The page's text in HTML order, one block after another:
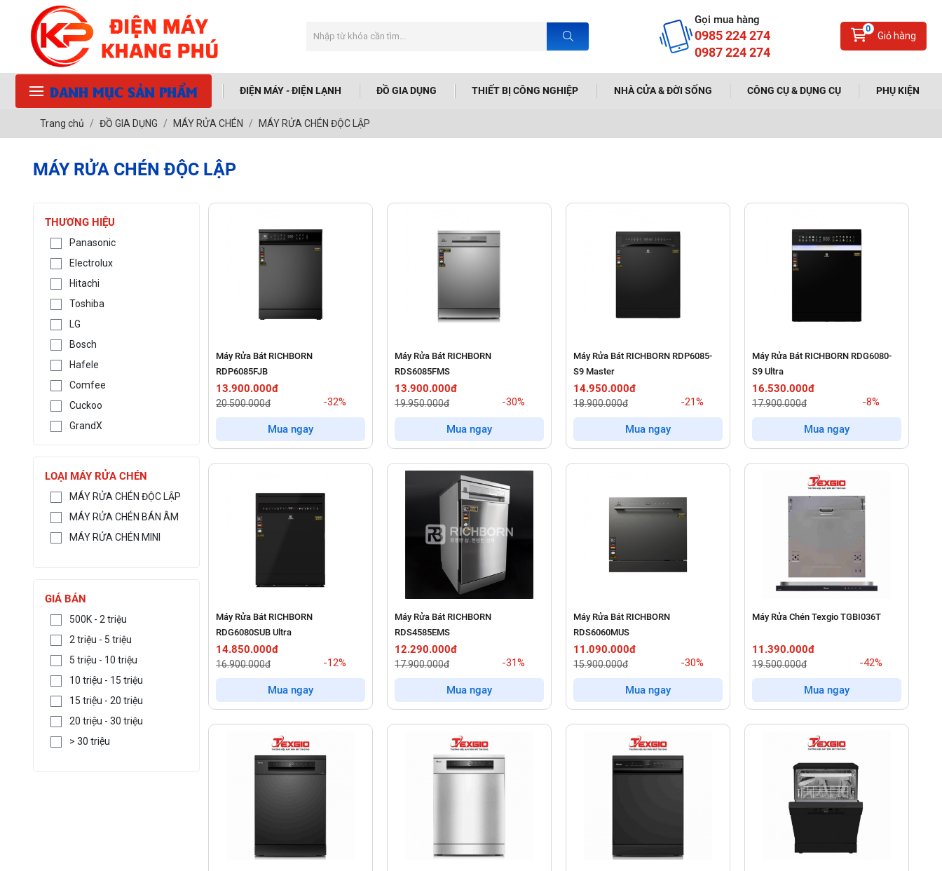
Gọi mua hàng
0985 224 274
0987 224 274
0
Giỏ hàng
DANH MỤC SẢN PHẨM ĐIỆN MÁY - ĐIỆN LẠNH ĐỒ GIA DỤNG THIẾT BỊ CÔNG NGHIỆP NHÀ CỬA & ĐỜI SỐNG CÔNG CỤ & DỤNG CỤ PHỤ KIỆN
Trang chủ ĐỒ GIA DỤNG MÁY RỬA CHÉN MÁY RỬA CHÉN ĐỘC LẬP
MÁY RỬA CHÉN ĐỘC LẬP
THƯƠNG HIỆU
Panasonic
Electrolux
Hitachi
Toshiba
LG
Bosch
Hafele
Comfee
Cuckoo
GrandX
LOẠI MÁY RỬA CHÉN
MÁY RỬA CHÉN ĐỘC LẬP
MÁY RỬA CHÉN BÁN ÂM
MÁY RỬA CHÉN MINI
GIÁ BÁN
500K - 2 triệu
2 triệu - 5 triệu
5 triệu - 10 triệu
10 triệu - 15 triệu
15 triệu - 20 triệu
20 triệu - 30 triệu
> 30 triệu
Máy Rửa Bát RICHBORN
RDP6085FJB
13.900.000đ
20.500.000đ -32%
Mua ngay
Máy Rửa Bát RICHBORN
RDS6085FMS
13.900.000đ
19.950.000đ -30%
Mua ngay
Máy Rửa Bát RICHBORN RDP6085-
S9 Master
14.950.000đ
18.900.000đ -21%
Mua ngay
Máy Rửa Bát RICHBORN RDG6080-
S9 Ultra
16.530.000đ
17.900.000đ -8%
Mua ngay
Máy Rửa Bát RICHBORN
RDG6080SUB Ultra
14.850.000đ
16.900.000đ -12%
Mua ngay
Máy Rửa Bát RICHBORN
RDS4585EMS
12.290.000đ
17.900.000đ -31%
Mua ngay
Máy Rửa Bát RICHBORN
RDS6060MUS
11.090.000đ
15.900.000đ -30%
Mua ngay
Máy Rửa Chén Texgio TGBI036T
11.390.000đ
19.500.000đ -42%
Mua ngay